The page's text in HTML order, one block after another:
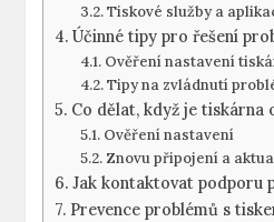
Tiskové služby a
Účinné tipy pro řešení
Ověření nastavení
Tipy na zvládnutí
Co dělat, když je tiskárna
Ověření nastavení
Znovu připojení a
Jak kontaktovat podporu
Prevence problémů s